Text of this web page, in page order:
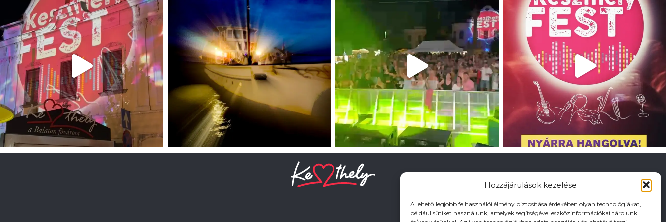
Hozzájárulások kezelése
A lehető legjobb felhasználói élmény biztosítása érdekében olyan technológiákat,
például sütiket használunk, amelyek segítségével eszközinformációkat tárolunk